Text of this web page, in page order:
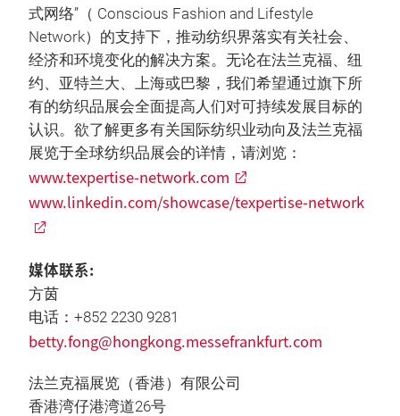
式网络”（ Conscious Fashion and Lifestyle
Network）的支持下，推动纺织界落实有关社会、
经济和环境变化的解决方案。无论在法兰克福、纽
约、亚特兰大、上海或巴黎，我们希望通过旗下所
有的纺织品展会全面提高人们对可持续发展目标的
认识。欲了解更多有关国际纺织业动向及法兰克福
展览于全球纺织品展会的详情，请浏览：
www.texpertise-network.com
www.linkedin.com/showcase/texpertise-network
媒体联系:
方茵
电话：+852 2230 9281
betty.fong@hongkong.messefrankfurt.com
法兰克福展览（香港）有限公司
香港湾仔港湾道26号